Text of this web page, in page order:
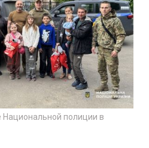
Национальной полиции в